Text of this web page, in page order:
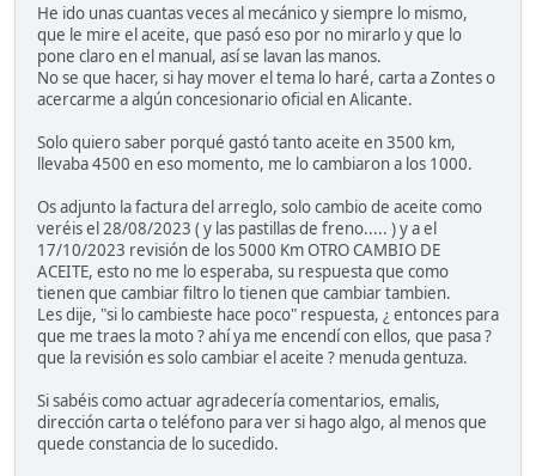
He ido unas cuantas veces al mecánico y siempre lo mismo,
que le mire el aceite, que pasó eso por no mirarlo y que lo
pone claro en el manual, así se lavan las manos.
No se que hacer, si hay mover el tema lo haré, carta a Zontes o
acercarme a algún concesionario oficial en Alicante.
Solo quiero saber porqué gastó tanto aceite en 3500 km,
llevaba 4500 en eso momento, me lo cambiaron a los 1000.
Os adjunto la factura del arreglo, solo cambio de aceite como
veréis el 28/08/2023 ( y las pastillas de freno..... ) y a el
17/10/2023 revisión de los 5000 Km OTRO CAMBIO DE
ACEITE, esto no me lo esperaba, su respuesta que como
tienen que cambiar filtro lo tienen que cambiar tambien.
Les dije, "si lo cambieste hace poco" respuesta, ¿ entonces para
que me traes la moto ? ahí ya me encendí con ellos, que pasa ?
que la revisión es solo cambiar el aceite ? menuda gentuza.
Si sabéis como actuar agradecería comentarios, emalis,
dirección carta o teléfono para ver si hago algo, al menos que
quede constancia de lo sucedido.